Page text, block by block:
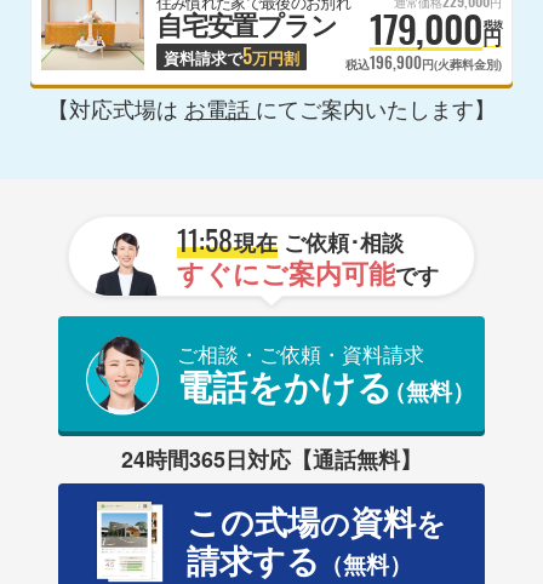
自宅安置プラン
資料請求で5万円割
179,000円
税抜
税込196,900円(火葬料金別)
【対応式場は お電話 にてご案内いたします】
11:58現在ご依頼･相談
すぐにご案内可能です
ご相談・ご依頼・資料請求
電話をかける（無料）
24時間365日対応【通話無料】
この式場の資料を
請求する （無料）